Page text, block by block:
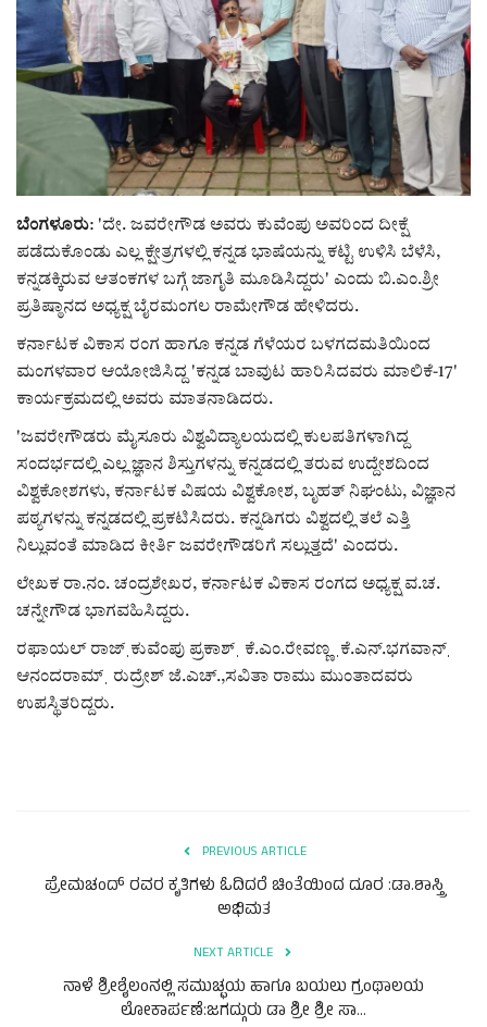
ರಾಜಕೀಯ
e-paper (ಇ–ಪೇಪರ್‌)
ಪುಸ್ತಕ ಪರಿಚಯ
ಅಂಕಣ
ಸಾಧಕರ ಪರಿಚಯ
ಪತ್ರಕರ್ತರ ಪರಿಚಯ
ಸಂಪಾದಕೀಯ
ಕವನ
Digital Subscription
ಬೆಂಗಳೂರು: 'ದೇ. ಜವರೇಗೌಡ ಅವರು ಕುವೆಂಪು ಅವರಿಂದ ದೀಕ್ಷೆ
ಪಡೆದುಕೊಂಡು ಎಲ್ಲ ಕ್ಷೇತ್ರಗಳಲ್ಲಿ ಕನ್ನಡ ಭಾಷೆಯನ್ನು ಕಟ್ಟಿ ಉಳಿಸಿ ಬೆಳೆಸಿ,
ಕನ್ನಡಕ್ಕಿರುವ ಆತಂಕಗಳ ಬಗ್ಗೆ ಜಾಗೃತಿ ಮೂಡಿಸಿದ್ದರು' ಎಂದು ಬಿ.ಎಂ.ಶ್ರೀ
ಪ್ರತಿಷ್ಠಾನದ ಅಧ್ಯಕ್ಷ ಬೈರಮಂಗಲ ರಾಮೇಗೌಡ ಹೇಳಿದರು.
ಕರ್ನಾಟಕ ವಿಕಾಸ ರಂಗ ಹಾಗೂ ಕನ್ನಡ ಗೆಳೆಯರ ಬಳಗದಮತಿಯಿಂದ
ಮಂಗಳವಾರ ಆಯೋಜಿಸಿದ್ದ 'ಕನ್ನಡ ಬಾವುಟ ಹಾರಿಸಿದವರು ಮಾಲಿಕೆ-17'
ಕಾರ್ಯಕ್ರಮದಲ್ಲಿ ಅವರು ಮಾತನಾಡಿದರು.
'ಜವರೇಗೌಡರು ಮೈಸೂರು ವಿಶ್ವವಿದ್ಯಾಲಯದಲ್ಲಿ ಕುಲಪತಿಗಳಾಗಿದ್ದ
ಸಂದರ್ಭದಲ್ಲಿ ಎಲ್ಲ ಜ್ಞಾನ ಶಿಸ್ತುಗಳನ್ನು ಕನ್ನಡದಲ್ಲಿ ತರುವ ಉದ್ದೇಶದಿಂದ
ವಿಶ್ವಕೋಶಗಳು, ಕರ್ನಾಟಕ ವಿಷಯ ವಿಶ್ವಕೋಶ, ಬೃಹತ್ ನಿಘಂಟು, ವಿಜ್ಞಾನ
ಪಠ್ಯಗಳನ್ನು ಕನ್ನಡದಲ್ಲಿ ಪ್ರಕಟಿಸಿದರು. ಕನ್ನಡಿಗರು ವಿಶ್ವದಲ್ಲಿ ತಲೆ ಎತ್ತಿ
ನಿಲ್ಲುವಂತೆ ಮಾಡಿದ ಕೀರ್ತಿ ಜವರೇಗೌಡರಿಗೆ ಸಲ್ಲುತ್ತದೆ' ಎಂದರು.
ಲೇಖಕ ರಾ.ನಂ. ಚಂದ್ರಶೇಖರ, ಕರ್ನಾಟಕ ವಿಕಾಸ ರಂಗದ ಅಧ್ಯಕ್ಷ ವ.ಚ.
ಚನ್ನೇಗೌಡ ಭಾಗವಹಿಸಿದ್ದರು.
ರಫಾಯಲ್ ರಾಜ್ˌಕುವೆಂಪು ಪ್ರಕಾಶ್ˌ ಕೆ.ಎಂ.ರೇವಣ್ಣ ˌಕೆ.ಎನ್.ಭಗವಾನ್ˌ
ಆನಂದರಾಮ್ˌ ರುದ್ರೇಶ್ ಜೆ.ಎಚ್.,ಸವಿತಾ ರಾಮು ಮುಂತಾದವರು
ಉಪಸ್ಥಿತರಿದ್ದರು.
PREVIOUS ARTICLE
ಪ್ರೇಮಚಂದ್ ರವರ ಕೃತಿಗಳು ಓದಿದರೆ ಚಿಂತೆಯಿಂದ ದೂರ :ಡಾ.ಶಾಸ್ತ್ರಿ
ಅಭಿಮತ
NEXT ARTICLE
ನಾಳೆ ಶ್ರೀಶೈಲಂನಲ್ಲಿ ಸಮುಚ್ಛಯ ಹಾಗೂ ಬಯಲು ಗ್ರಂಥಾಲಯ
ಲೋಕಾರ್ಪಣೆ:ಜಗದ್ಗುರು ಡಾ ಶ್ರೀ ಶ್ರೀ ಸಾ...